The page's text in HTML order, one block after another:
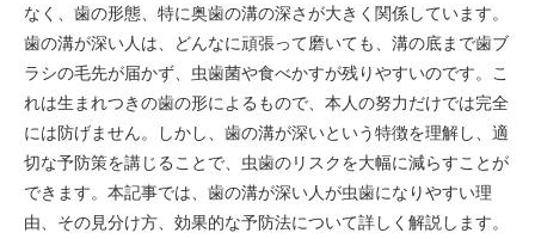
なく、歯の形態、特に奥歯の溝の深さが大きく関係しています。
歯の溝が深い人は、どんなに頑張って磨いても、溝の底まで歯ブ
ラシの毛先が届かず、虫歯菌や食べかすが残りやすいのです。こ
れは生まれつきの歯の形によるもので、本人の努力だけでは完全
には防げません。しかし、歯の溝が深いという特徴を理解し、適
切な予防策を講じることで、虫歯のリスクを大幅に減らすことが
できます。本記事では、歯の溝が深い人が虫歯になりやすい理
由、その見分け方、効果的な予防法について詳しく解説します。